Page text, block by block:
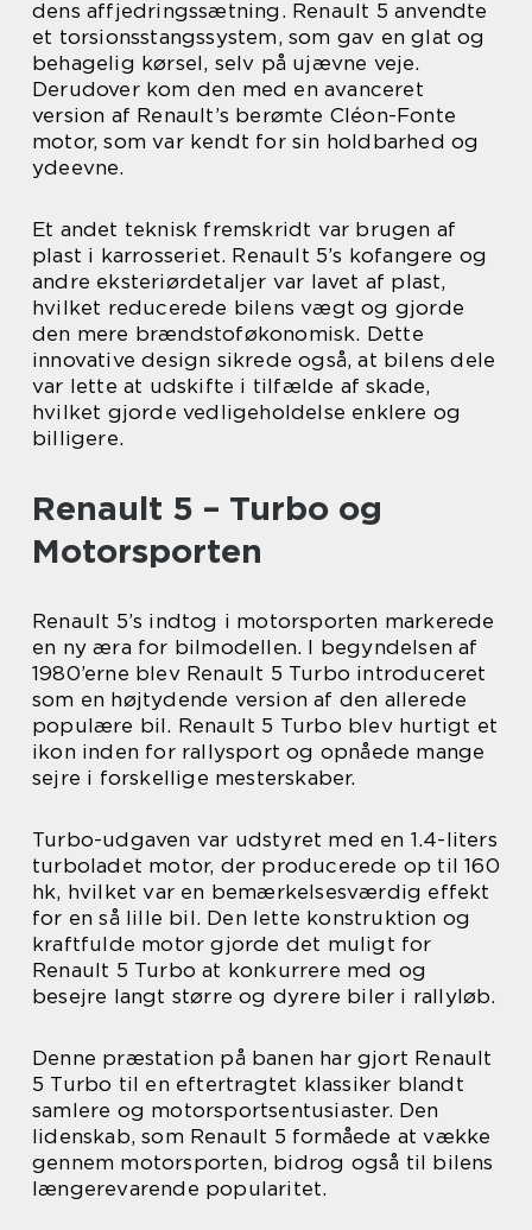
dens affjedringssætning. Renault 5 anvendte
et torsionsstangssystem, som gav en glat og
behagelig kørsel, selv på ujævne veje.
Derudover kom den med en avanceret
version af Renault’s berømte Cléon-Fonte
motor, som var kendt for sin holdbarhed og
ydeevne.
Et andet teknisk fremskridt var brugen af
plast i karrosseriet. Renault 5’s kofangere og
andre eksteriørdetaljer var lavet af plast,
hvilket reducerede bilens vægt og gjorde
den mere brændstoføkonomisk. Dette
innovative design sikrede også, at bilens dele
var lette at udskifte i tilfælde af skade,
hvilket gjorde vedligeholdelse enklere og
billigere.
Renault 5 – Turbo og
Motorsporten
Renault 5’s indtog i motorsporten markerede
en ny æra for bilmodellen. I begyndelsen af
1980’erne blev Renault 5 Turbo introduceret
som en højtydende version af den allerede
populære bil. Renault 5 Turbo blev hurtigt et
ikon inden for rallysport og opnåede mange
sejre i forskellige mesterskaber.
Turbo-udgaven var udstyret med en 1.4-liters
turboladet motor, der producerede op til 160
hk, hvilket var en bemærkelsesværdig effekt
for en så lille bil. Den lette konstruktion og
kraftfulde motor gjorde det muligt for
Renault 5 Turbo at konkurrere med og
besejre langt større og dyrere biler i rallyløb.
Denne præstation på banen har gjort Renault
5 Turbo til en eftertragtet klassiker blandt
samlere og motorsportsentusiaster. Den
lidenskab, som Renault 5 formåede at vække
gennem motorsporten, bidrog også til bilens
længerevarende popularitet.